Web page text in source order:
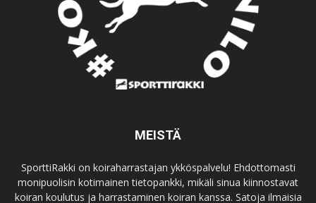
MEISTÄ
SporttiRakki on koiraharrastajan ykköspalvelu! Ehdottomasti
monipuolisin kotimainen tietopankki, mikäli sinua kiinnostavat
koiran koulutus ja harrastaminen koiran kanssa. Satoja ilmaisia